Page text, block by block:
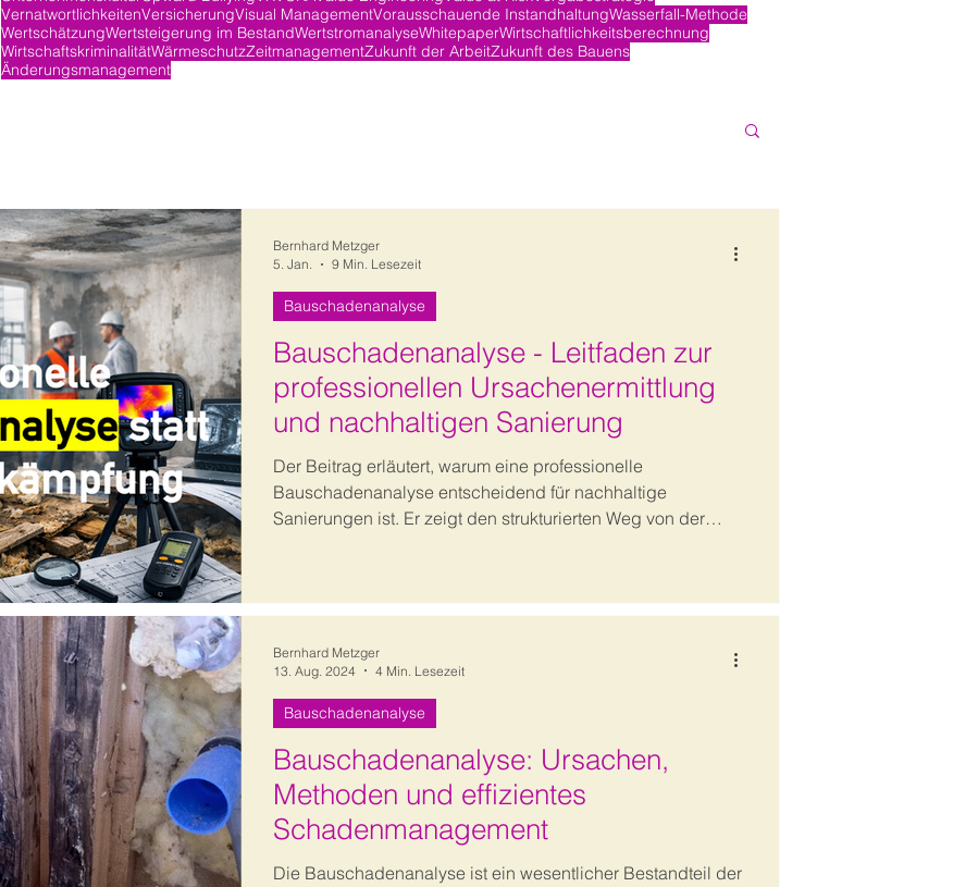
VernatwortlichkeitenVersicherungVisual ManagementVorausschauende InstandhaltungWasserfall-Methode
WertschätzungWertsteigerung im BestandWertstromanalyseWhitepaperWirtschaftlichkeitsberechnung
WirtschaftskriminalitätWärmeschutzZeitmanagementZukunft der ArbeitZukunft des Bauens
Änderungsmanagement
Bauschadenanalyse - Leitfaden zur
professionellen Ursachenermittlung
und nachhaltigen Sanierung
Der Beitrag erläutert, warum eine professionelle
Bauschadenanalyse entscheidend für nachhaltige
Sanierungen ist. Er zeigt den strukturierten Weg von der
Bauschadenanalyse
Bernhard Metzger
5. Jan.
9 Min. Lesezeit
Bauschadenanalyse: Ursachen,
Methoden und effizientes
Schadenmanagement
Die Bauschadenanalyse ist ein wesentlicher Bestandteil der
Bauschadenanalyse
Bernhard Metzger
13. Aug. 2024
4 Min. Lesezeit